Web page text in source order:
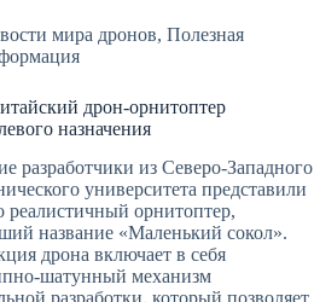
мира дронов,Полезная
дрон-орнитоптер
назначения
разработчики из Северо-Западного
университета представили
реалистичный орнитоптер,
название «Маленький сокол».
дрона включает в себя
шатунный механизм